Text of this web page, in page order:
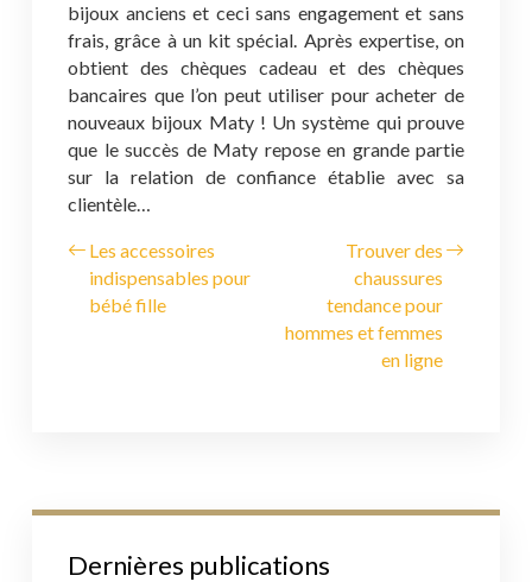
bijoux anciens et ceci sans engagement et sans
frais, grâce à un kit spécial. Après expertise, on
obtient des chèques cadeau et des chèques
bancaires que l’on peut utiliser pour acheter de
nouveaux bijoux Maty ! Un système qui prouve
que le succès de Maty repose en grande partie
sur la relation de confiance établie avec sa
clientèle…
Les accessoires
indispensables pour
bébé fille
Trouver des
chaussures
tendance pour
hommes et femmes
en ligne
Dernières publications